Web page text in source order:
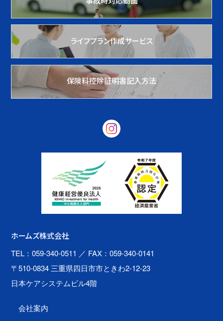
ライフプラン作成サービス
保険料控除証明書記入方法
ホームズ株式会社
TEL：059-340-0511 ／ FAX：059-340-0141
〒510-0834 三重県四日市市ときわ2-12-23
日本ケアシステムビル4階
会社案内